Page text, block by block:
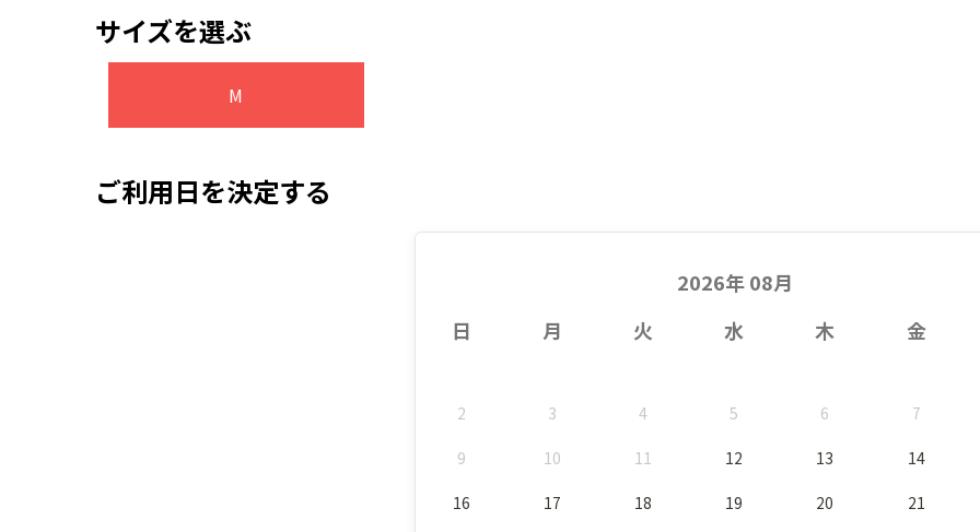
サイズを選ぶ
M
ご利用日を決定する
2026年 08月
日
月 火 水 木 金
2 3 4 5 6 7
9 10 11 12 13 14
16 17 18 19 20 21